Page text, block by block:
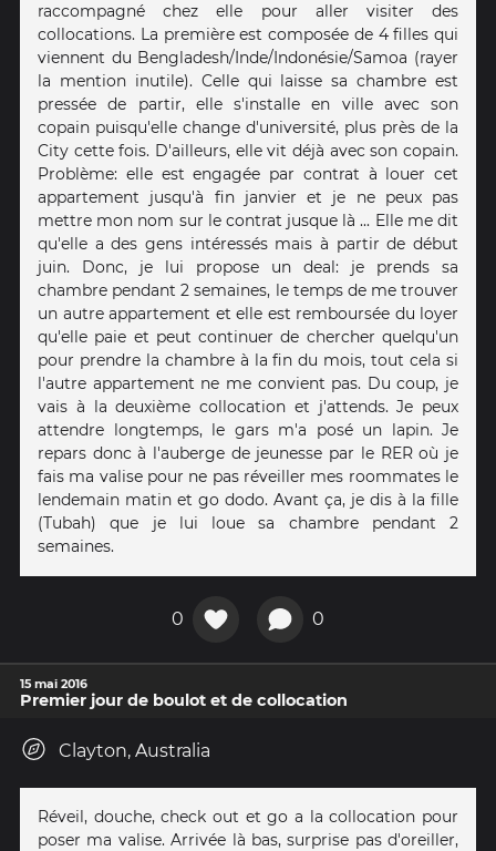
raccompagné chez elle pour aller visiter des
collocations. La première est composée de 4 filles qui
viennent du Bengladesh/Inde/Indonésie/Samoa (rayer
la mention inutile). Celle qui laisse sa chambre est
pressée de partir, elle s'installe en ville avec son
copain puisqu'elle change d'université, plus près de la
City cette fois. D'ailleurs, elle vit déjà avec son copain.
Problème: elle est engagée par contrat à louer cet
appartement jusqu'à fin janvier et je ne peux pas
mettre mon nom sur le contrat jusque là ... Elle me dit
qu'elle a des gens intéressés mais à partir de début
juin. Donc, je lui propose un deal: je prends sa
chambre pendant 2 semaines, le temps de me trouver
un autre appartement et elle est remboursée du loyer
qu'elle paie et peut continuer de chercher quelqu'un
pour prendre la chambre à la fin du mois, tout cela si
l'autre appartement ne me convient pas. Du coup, je
vais à la deuxième collocation et j'attends. Je peux
attendre longtemps, le gars m'a posé un lapin. Je
repars donc à l'auberge de jeunesse par le RER où je
fais ma valise pour ne pas réveiller mes roommates le
lendemain matin et go dodo. Avant ça, je dis à la fille
(Tubah) que je lui loue sa chambre pendant 2
semaines.
0 0
15 mai 2016
Premier jour de boulot et de collocation
Clayton, Australia
Réveil, douche, check out et go a la collocation pour
poser ma valise. Arrivée là bas, surprise pas d'oreiller,